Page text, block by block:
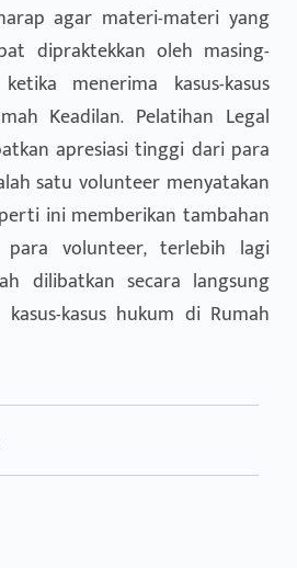
agar materi-materi yang
dipraktekkan oleh masing-
menerima kasus-kasus
Keadilan. Pelatihan Legal
apresiasi tinggi dari para
satu volunteer menyatakan
ini memberikan tambahan
para volunteer, terlebih lagi
dilibatkan secara langsung
kasus hukum di Rumah